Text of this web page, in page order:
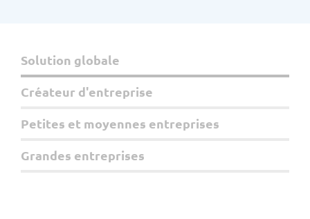
Solution globale
Créateur d'entreprise
Petites et moyennes entreprises
Grandes entreprises